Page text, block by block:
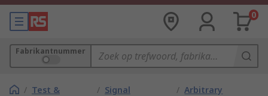
0
Fabrikantnummer
/ Test &
/ Signal
/ Arbitrary